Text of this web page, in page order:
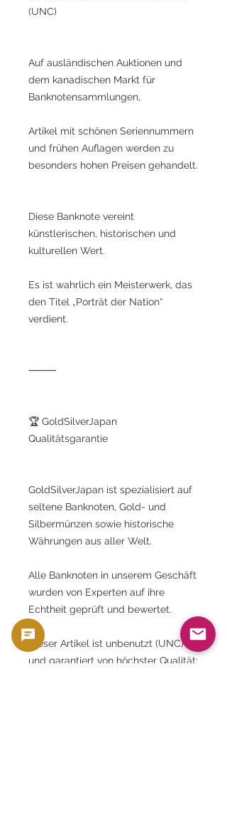
(UNC)
Auf ausländischen Auktionen und
dem kanadischen Markt für
Banknotensammlungen,
Artikel mit schönen Seriennummern
und frühen Auflagen werden zu
besonders hohen Preisen gehandelt.
Diese Banknote vereint
künstlerischen, historischen und
kulturellen Wert.
Es ist wahrlich ein Meisterwerk, das
den Titel „Porträt der Nation“
verdient.
⸻
🏆 GoldSilverJapan
Qualitätsgarantie
GoldSilverJapan ist spezialisiert auf
seltene Banknoten, Gold- und
Silbermünzen sowie historische
Währungen aus aller Welt.
Alle Banknoten in unserem Geschäft
wurden von Experten auf ihre
Echtheit geprüft und bewertet.
Dieser Artikel ist unbenutzt (UNC)
und garantiert von höchster Qualität;